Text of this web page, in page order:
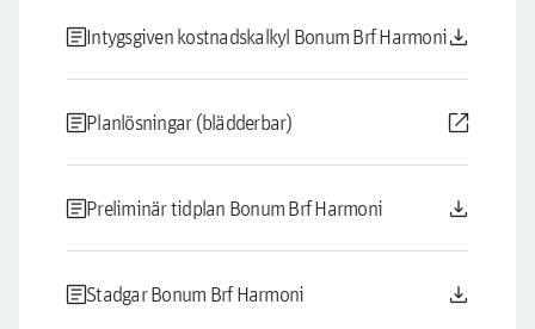
articleIntygsgiven kostnadskalkyl Bonum Brf Harmonidownload
articlePlanlösningar (blädderbar) open_in_new
articlePreliminär tidplan Bonum Brf Harmoni download
articleStadgar Bonum Brf Harmoni download